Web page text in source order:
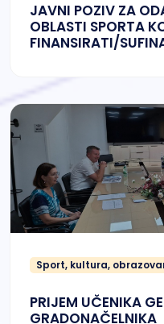
JAVNI POZIV ZA
OBLASTI SPORTA
FINANSIRATI/
Sport, kultura,
PRIJEM UČENIKA
GRADONAČELNIKA